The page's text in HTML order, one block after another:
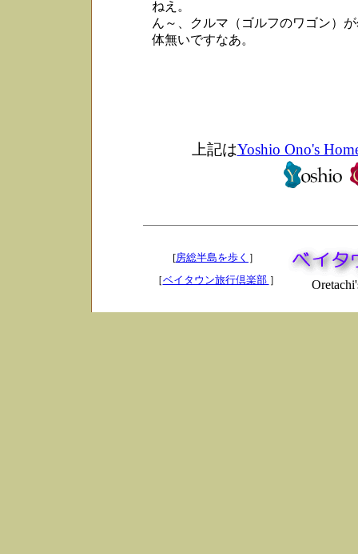
ねえ。
ん～、クルマ（ゴルフのワゴン）
体無いですなあ。
上記はYoshio Ono's
[房総半島を歩く ］
［ベイタウン旅行倶楽部 ］